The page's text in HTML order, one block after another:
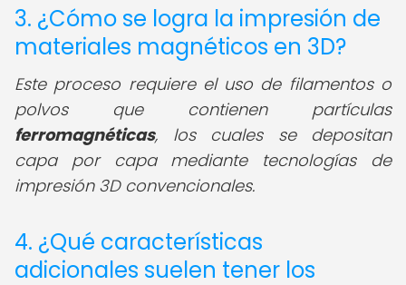
3. ¿Cómo se logra la impresión de
materiales magnéticos en 3D?
Este proceso requiere el uso de filamentos o
polvos que contienen partículas
ferromagnéticas, los cuales se depositan
capa por capa mediante tecnologías de
impresión 3D convencionales.
4. ¿Qué características
adicionales suelen tener los